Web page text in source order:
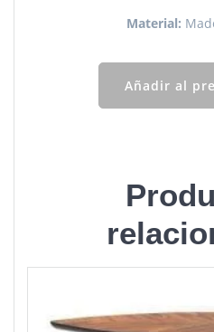
Material:
Añadir al